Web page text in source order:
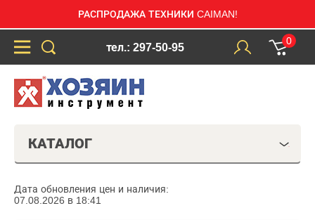
РАСПРОДАЖА ТЕХНИКИ CAIMAN!
тел.: 297-50-95
0
КАТАЛОГ
Дата обновления цен и наличия:
07.08.2026 в 18:41